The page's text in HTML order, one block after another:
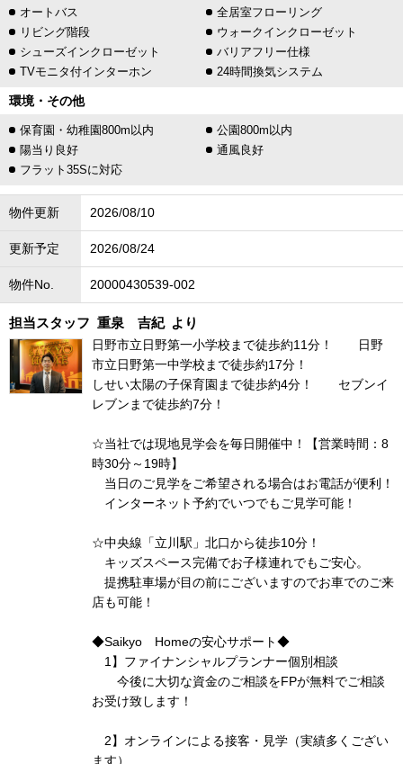
オートバス
全居室フローリング
リビング階段
ウォークインクローゼット
シューズインクローゼット
バリアフリー仕様
TVモニタ付インターホン
24時間換気システム
環境・その他
保育園・幼稚園800m以内
公園800m以内
陽当り良好
通風良好
フラット35Sに対応
物件更新 2026/08/10
更新予定 2026/08/24
物件No. 20000430539-002
担当スタッフ 重泉 吉紀 より
日野市立日野第一小学校まで徒歩約11分！ 日野
市立日野第一中学校まで徒歩約17分！
しせい太陽の子保育園まで徒歩約4分！ セブンイ
レブンまで徒歩約7分！
☆当社では現地見学会を毎日開催中！【営業時間：8
時30分～19時】
当日のご見学をご希望される場合はお電話が便利！
インターネット予約でいつでもご見学可能！
☆中央線「立川駅」北口から徒歩10分！
キッズスペース完備でお子様連れでもご安心。
提携駐車場が目の前にございますのでお車でのご来
店も可能！
◆Saikyo Homeの安心サポート◆
1】ファイナンシャルプランナー個別相談
今後に大切な資金のご相談をFPが無料でご相談
お受け致します！
2】オンラインによる接客・見学（実績多くござい
ます）